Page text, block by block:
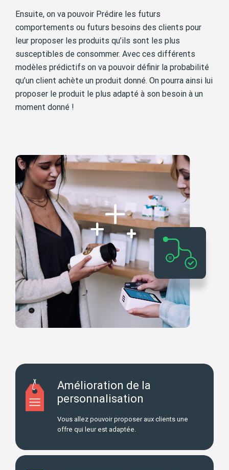
Ensuite, on va pouvoir Prédire les futurs
comportements ou futurs besoins des clients pour
leur proposer les produits qu’ils sont les plus
susceptibles de consommer. Avec ces différents
modèles prédictifs on va pouvoir définir la probabilité
qu’un client achète un produit donné. On pourra ainsi lui
proposer le produit le plus adapté à son besoin à un
moment donné !
Amélioration de la
personnalisation
Vous allez pouvoir proposer aux clients une
offre qui leur est adaptée.